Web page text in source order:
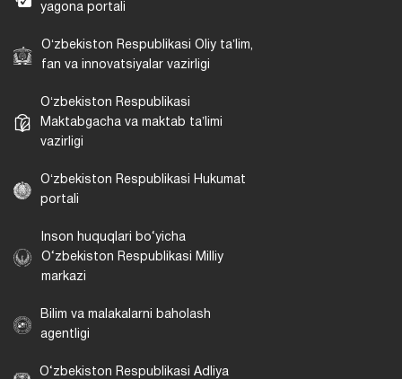
yagona portali
Oʻzbekiston Respublikasi Oliy taʼlim,
fan va innovatsiyalar vazirligi
Oʻzbekiston Respublikasi
Maktabgacha va maktab taʼlimi
vazirligi
Oʻzbekiston Respublikasi Hukumat
portali
Inson huquqlari bo‘yicha
O‘zbekiston Respublikasi Milliy
markazi
Bilim va malakalarni baholash
agentligi
O‘zbekiston Respublikasi Adliya